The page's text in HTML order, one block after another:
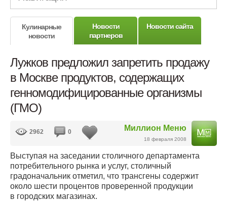
Кулинарные
новости
Новости
партнеров
Новости сайта
Лужков предложил запретить продажу
в Москве продуктов, содержащих
генномодифицированные организмы
(ГМО)
Миллион Меню
18 февраля 2008
2962 0
Выступая на заседании столичного департамента
потребительного рынка и услуг, столичный
градоначальник отметил, что трансгены содержит
около шести процентов проверенной продукции
в городских магазинах.